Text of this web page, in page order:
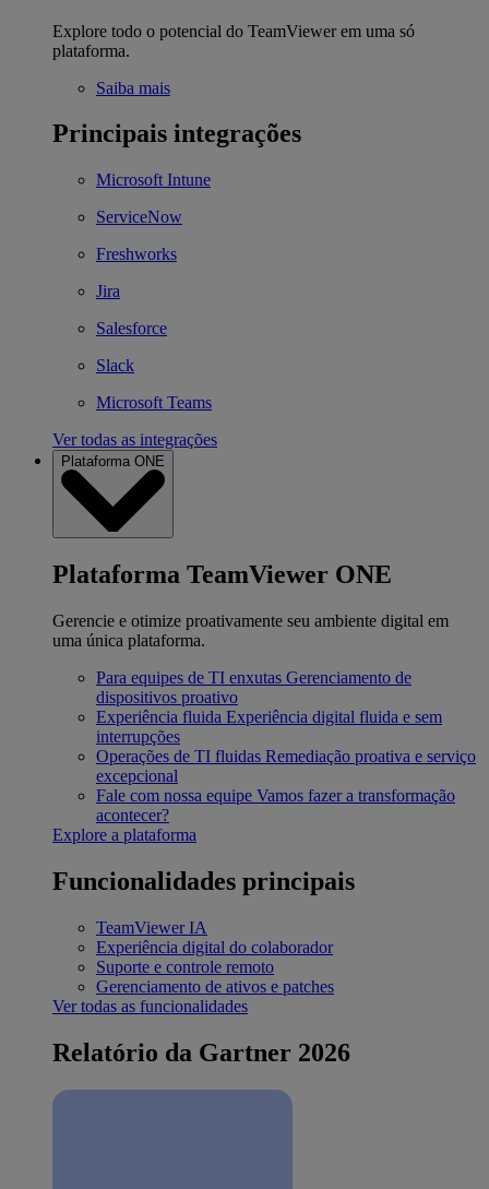
Explore todo o potencial do TeamViewer em uma só
plataforma.
Saiba mais
Principais integrações
Microsoft Intune
ServiceNow
Freshworks
Jira
Salesforce
Slack
Microsoft Teams
Ver todas as integrações
Plataforma ONE
Plataforma TeamViewer ONE
Gerencie e otimize proativamente seu ambiente digital em
uma única plataforma.
Para equipes de TI enxutas Gerenciamento de
dispositivos proativo
Experiência fluida Experiência digital fluida e sem
interrupções
Operações de TI fluidas Remediação proativa e serviço
excepcional
Fale com nossa equipe Vamos fazer a transformação
acontecer?
Explore a plataforma
Funcionalidades principais
TeamViewer IA
Experiência digital do colaborador
Suporte e controle remoto
Gerenciamento de ativos e patches
Ver todas as funcionalidades
Relatório da Gartner 2026